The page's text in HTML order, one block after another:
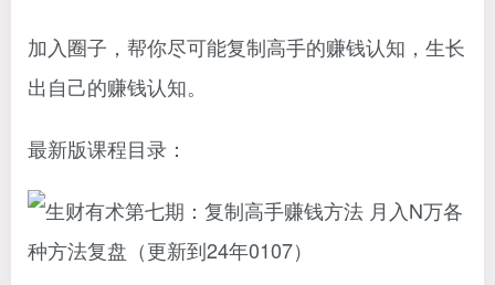
加入圈子，帮你尽可能复制高手的赚钱认知，生长
出自己的赚钱认知。
最新版课程目录：